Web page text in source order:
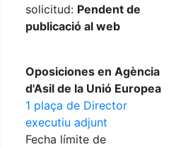
solicitud: Pendent de
publicació al web
Oposiciones en Agència
d'Asil de la Unió Europea
1 plaça de Director
executiu adjunt
Fecha límite de